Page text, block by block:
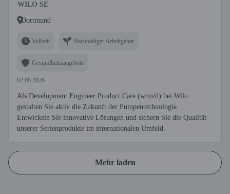
WILO SE
Dortmund
Vollzeit Nachhaltiger Arbeitgeber
Gesundheitsangebote
02.08.2026
Als Development Engineer Product Care (w/m/d) bei Wilo
gestalten Sie aktiv die Zukunft der Pumpentechnologie.
Entwickeln Sie innovative Lösungen und sichern Sie die Qualität
unserer Serienprodukte im internationalen Umfeld.
Mehr laden